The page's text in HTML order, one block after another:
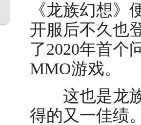
《龙族幻想》
开服后不久也
了2020年首个
MMO游戏。
这也是龙族
得的又一佳绩